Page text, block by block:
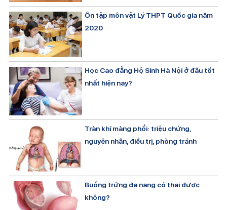
Ôn tập môn vật Lý THPT Quốc gia năm
2020
Học Cao đẳng Hộ Sinh Hà Nội ở đâu tốt
nhất hiện nay?
Tràn khí màng phổi: triệu chứng,
nguyên nhân, điều trị, phòng tránh
Buồng trứng đa nang có thai được
không?